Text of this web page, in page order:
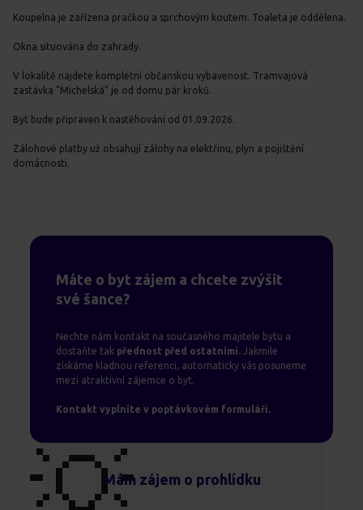
Koupelna je zařízena pračkou a sprchovým koutem. Toaleta je oddělena.
Okna situována do zahrady.
V lokalitě najdete kompletní občanskou vybavenost. Tramvajová
zastávka "Michelská" je od domu pár kroků.
Byt bude připraven k nastěhování od 01.09.2026.
Zálohové platby už obsahují zálohy na elektřinu, plyn a pojištění
domácnosti.
Máte o byt zájem a chcete zvýšit
své šance?
Nechte nám kontakt na současného majitele bytu a
dostaňte tak přednost před ostatními. Jakmile
získáme kladnou referenci, automaticky vás posuneme
mezi atraktivní zájemce o byt.
Kontakt vyplníte v poptávkovém formuláři.
Mám zájem o prohlídku